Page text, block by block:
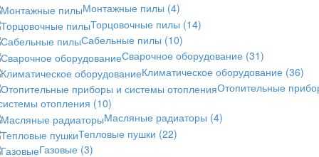
Монтажные пилы (4)
Торцовочные пилы (14)
Сабельные пилы (10)
Сварочное оборудование (31)
Климатическое оборудование (36)
Отопительные
отопления (10)
Масляные радиаторы (4)
Тепловые пушки (22)
Газовые (3)